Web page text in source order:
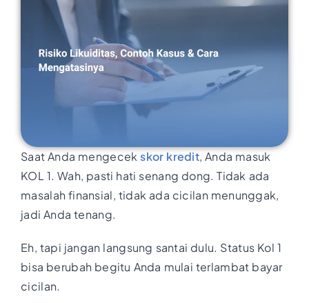
Saat Anda mengecekskor kredit, Anda masuk
KOL 1. Wah, pasti hati senang dong. Tidak ada
masalah finansial, tidak ada cicilan menunggak,
jadi Anda tenang.
Eh, tapi jangan langsung santai dulu. Status Kol 1
bisa berubah begitu Anda mulai terlambat bayar
cicilan.